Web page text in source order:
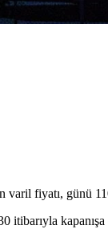
fiyatı, günü
itibarıyla